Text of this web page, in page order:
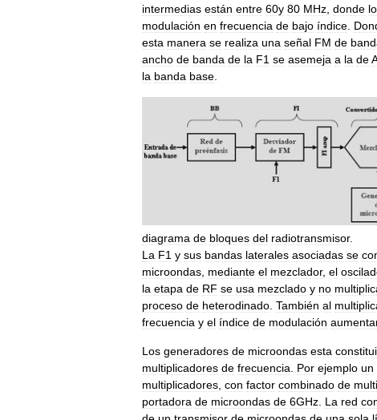
intermedias están entre 60y 80 MHz donde lo
modulación en frecuencia de bajo índice
esta manera se realiza una señal FM de
ancho de banda de la F1 se asemeja a la de
la banda base
diagrama de bloques del radiotransmisor.
La F1 y sus bandas laterales asociadas se
microondas, mediante el mezclador, el
la etapa de RF se usa mezclado y no
proceso de heterodinado. También al
frecuencia y el índice de modulación
Los generadores de microondas esta
multiplicadores de frecuencia. Por ejemplo un
multiplicadores, con factor combinado de
portadora de microondas de 6GHz. La red